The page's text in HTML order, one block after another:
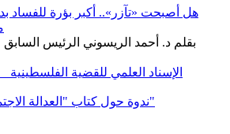
هل أصبحت «تآزر».. أكبر بؤرة للفساد
الإسناد العلمي للقضية
ندوة حول كتاب "العدالة الاجتماعية في الإسلام"